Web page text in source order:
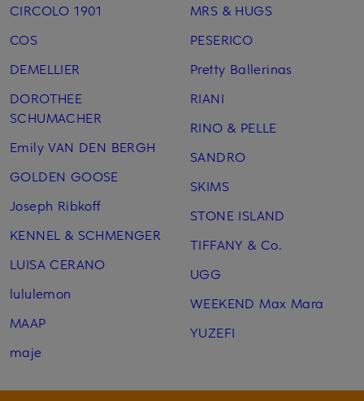
CIRCOLO 1901
COS
DEMELLIER
DOROTHEE
SCHUMACHER
Emily VAN DEN BERGH
GOLDEN GOOSE
Joseph Ribkoff
KENNEL & SCHMENGER
LUISA CERANO
lululemon
MAAP
maje
MRS & HUGS
PESERICO
Pretty Ballerinas
RIANI
RINO & PELLE
SANDRO
SKIMS
STONE ISLAND
TIFFANY & Co.
UGG
WEEKEND Max Mara
YUZEFI